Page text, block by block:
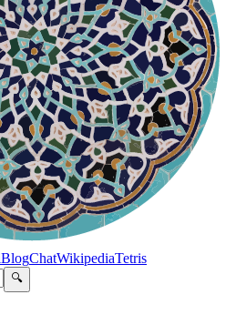
BlogChatWikipediaTetris
🔍